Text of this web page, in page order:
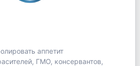
аппетит
ГМО, консервантов,